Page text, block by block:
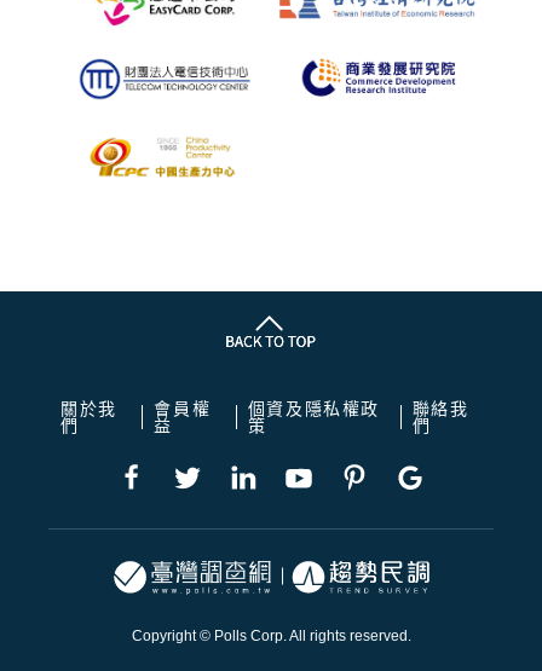
關於我
們
會員權
益
個資及隱私權政
策
聯絡我
們
Copyright © Polls Corp. All rights reserved.